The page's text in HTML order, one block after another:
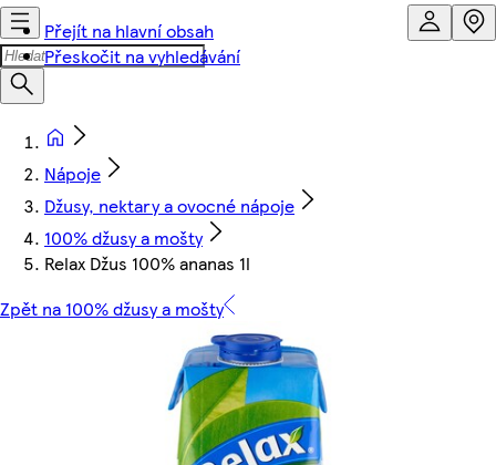
Přejít na hlavní obsah
Přeskočit na vyhledávání
Nápoje
Džusy, nektary a ovocné nápoje
100% džusy a mošty
Relax Džus 100% ananas 1l
Zpět na 100% džusy a mošty